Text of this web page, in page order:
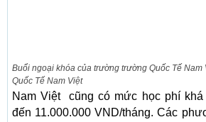
Buổi ngoại khóa của trường trường Quốc Tế Nam
Quốc Tế Nam Việt
Nam Việt cũng có mức học phí
đến 11.000.000 VND/tháng. Các